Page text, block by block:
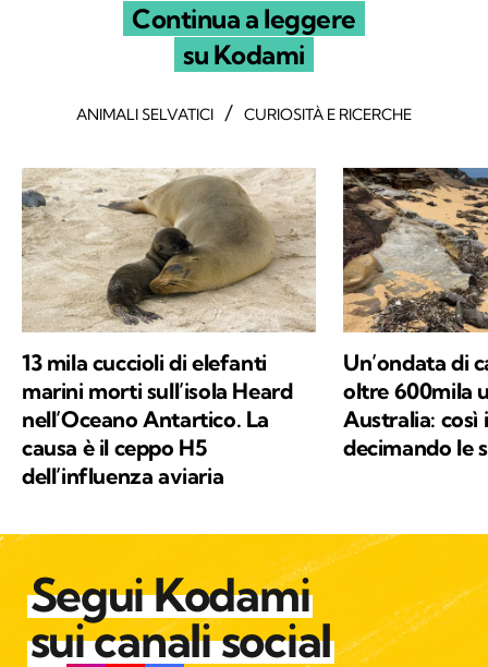
Continua a leggere
su Kodami
ANIMALI SELVATICI / CURIOSITÀ E RICERCHE
13 mila cuccioli di elefanti
marini morti sull’isola Heard
nell’Oceano Antartico. La
causa è il ceppo H5
dell’influenza aviaria
Un’ondata di
oltre 600mila
Australia: così
decimando le
Segui Kodami
sui canali social